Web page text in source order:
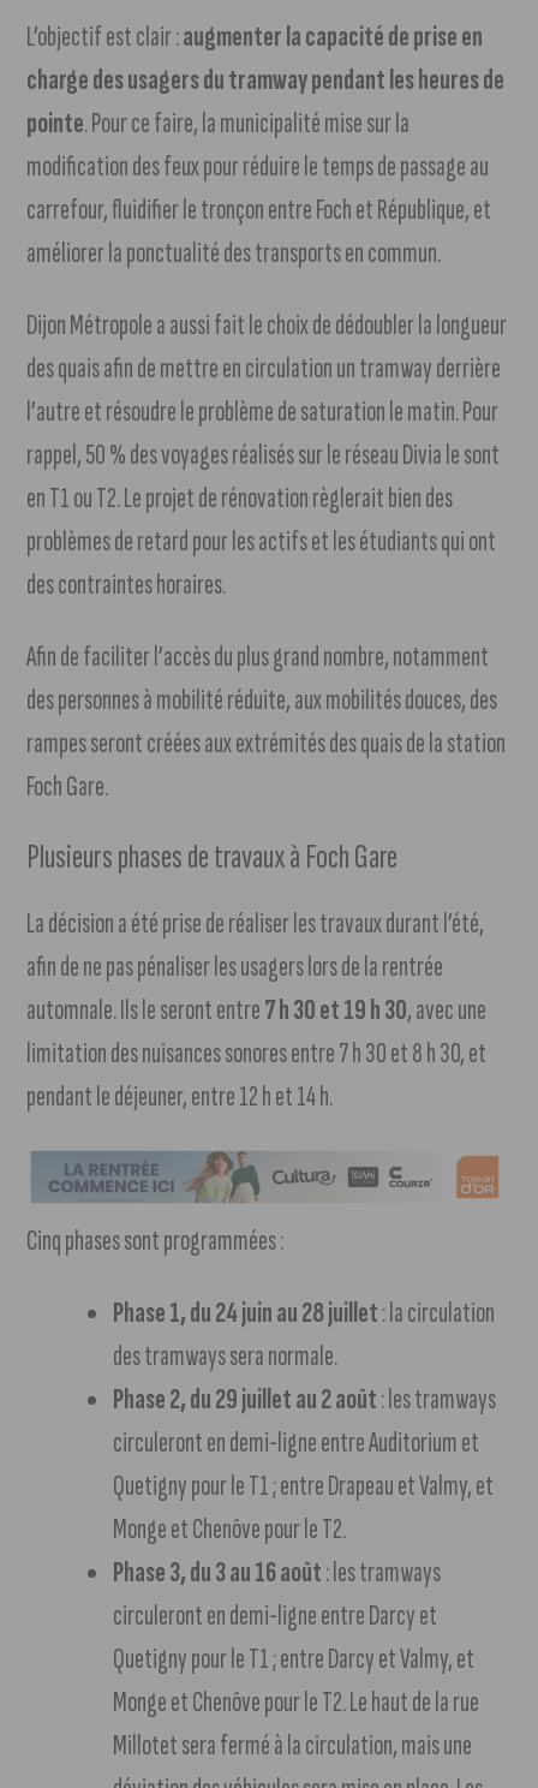
L’objectif est clair :augmenter la capacité de prise en
charge des usagers du tramway pendant les heures de
pointe. Pour ce faire, la municipalité mise sur la
modification des feux pour réduire le temps de passage au
carrefour, fluidifier le tronçon entre Foch et République, et
améliorer la ponctualité des transports en commun.
Dijon Métropole a aussi fait le choix de dédoubler la longueur
des quais afin de mettre en circulation un tramway derrière
l’autre et résoudre le problème de saturation le matin. Pour
rappel, 50 % des voyages réalisés sur le réseau Divia le sont
en T1 ou T2. Le projet de rénovation règlerait bien des
problèmes de retard pour les actifs et les étudiants qui ont
des contraintes horaires.
Afin de faciliter l’accès du plus grand nombre, notamment
des personnes à mobilité réduite, aux mobilités douces, des
rampes seront créées aux extrémités des quais de la station
Foch Gare.
Plusieurs phases de travaux à Foch Gare
La décision a été prise de réaliser les travaux durant l’été,
afin de ne pas pénaliser les usagers lors de la rentrée
automnale. Ils le seront entre7 h 30 et 19 h 30, avec une
limitation des nuisances sonores entre 7 h 30 et 8 h 30, et
pendant le déjeuner, entre 12 h et 14 h.
Cinq phases sont programmées :
Phase 1, du 24 juin au 28 juillet: la circulation
des tramways sera normale.
Phase 2, du 29 juillet au 2 août: les tramways
circuleront en demi-ligne entre Auditorium et
Quetigny pour le T1 ; entre Drapeau et Valmy, et
Monge et Chenôve pour le T2.
Phase 3, du 3 au 16 août: les tramways
circuleront en demi-ligne entre Darcy et
Quetigny pour le T1 ; entre Darcy et Valmy, et
Monge et Chenôve pour le T2. Le haut de la rue
Millotet sera fermé à la circulation, mais une